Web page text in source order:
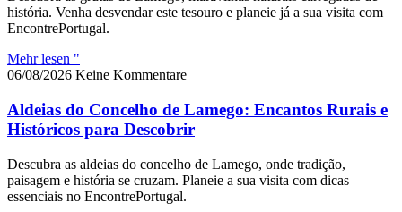
história. Venha desvendar este tesouro e planeie já a sua visita com
EncontrePortugal.
Mehr lesen "
06/08/2026 Keine Kommentare
Aldeias do Concelho de Lamego: Encantos Rurais e
Históricos para Descobrir
Descubra as aldeias do concelho de Lamego, onde tradição,
paisagem e história se cruzam. Planeie a sua visita com dicas
essenciais no EncontrePortugal.